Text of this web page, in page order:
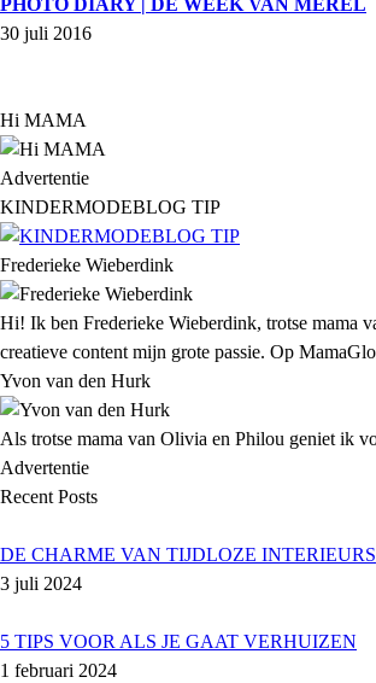
PHOTO DIARY | DE WEEK VAN MEREL
30 juli 2016
Hi MAMA
Advertentie
KINDERMODEBLOG TIP
Frederieke Wieberdink
Hi! Ik ben Frederieke Wieberdink, trotse mama
creatieve content mijn grote passie. Op
Yvon van den Hurk
Als trotse mama van Olivia en Philou geniet ik
Advertentie
Recent Posts
DE CHARME VAN TIJDLOZE INTERIEURS
3 juli 2024
5 TIPS VOOR ALS JE GAAT VERHUIZEN
1 februari 2024